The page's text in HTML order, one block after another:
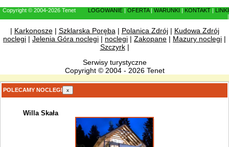
Copyright © 2004-2026 Tenet LOGOWANIE OFERTA| WARUNKI KONTAKT
LINKI
| Karkonosze| Szklarska Poręba| Polanica Zdrój| Kudowa Zdrój
noclegi | Jelenia Góra noclegi | noclegi | Zakopane | Mazury noclegi |
Szczyrk|
Serwisy turystyczne
Copyright © 2004 - 2026 Tenet
POLECAMY NOCLEGI x
Willa Skała